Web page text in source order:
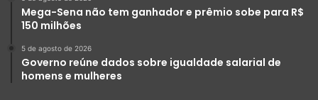
Mega-Sena não tem ganhador e prêmio sobe para R$
150 milhões
5 de agosto de 2026
Governo reúne dados sobre igualdade salarial de
homens e mulheres